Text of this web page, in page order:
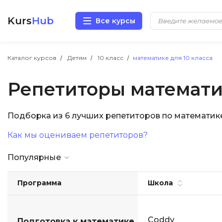
KursHub Все курсы
Каталог курсов Детям 10 класс математике для 10 класса
Репетиторы
Подборка из 6 лучших репетиторов по
Как мы оцениваем репетиторов?
Популярные
Программа Школа
Coddy
Разработка
Маркетинг
Аналитика
Иностранные языки